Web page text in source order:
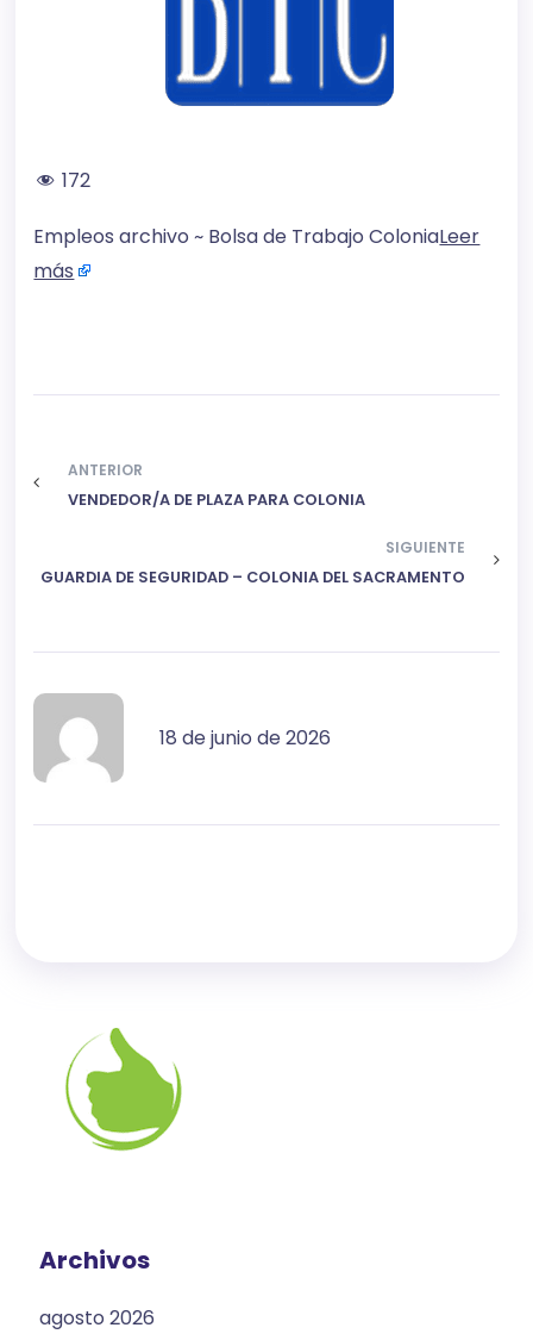
172
Empleos archivo ~ Bolsa de Trabajo ColoniaLeer
más
ANTERIOR
VENDEDOR/A DE PLAZA PARA COLONIA
SIGUIENTE
GUARDIA DE SEGURIDAD – COLONIA DEL SACRAMENTO
18 de junio de 2026
Archivos
agosto 2026